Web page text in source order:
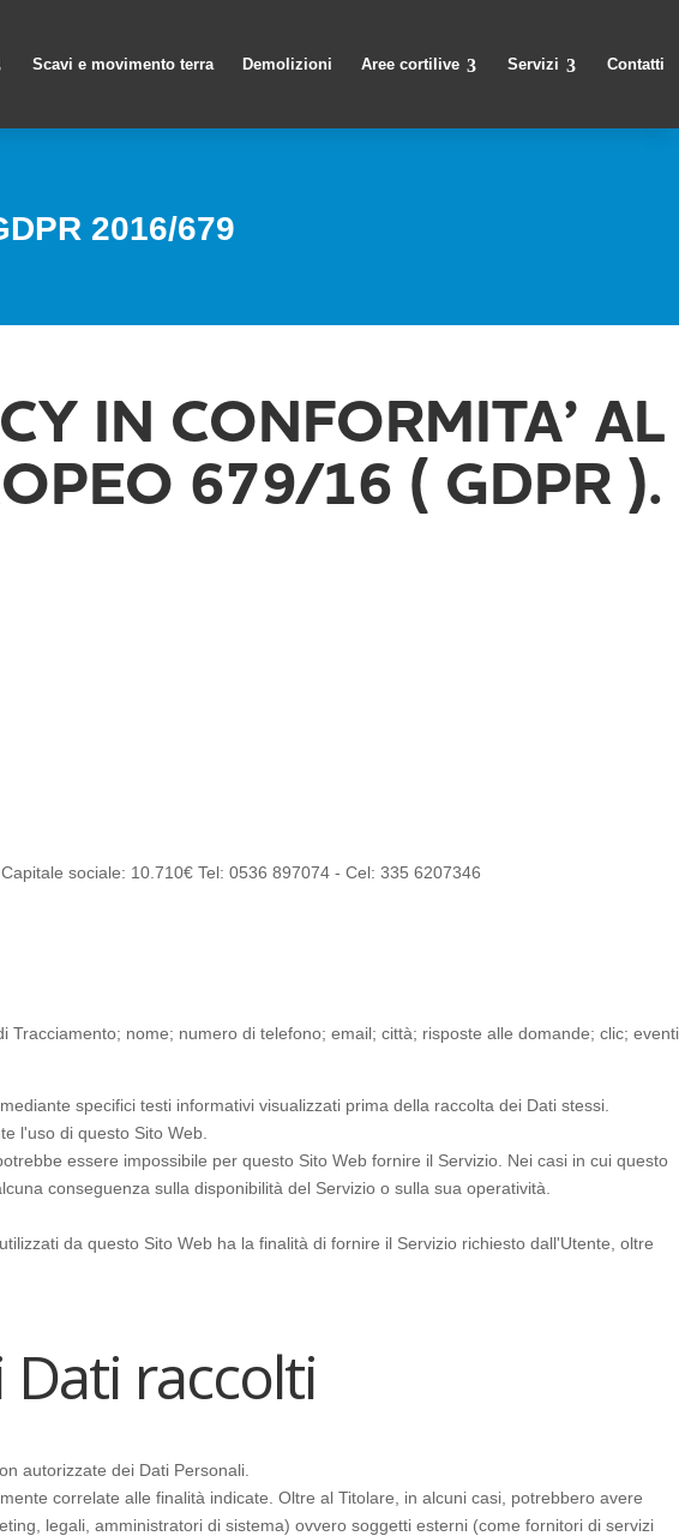
Scavi e movimento terra Demolizioni Aree cortilive Servizi Contatti
2016/679
IN CONFORMITA’ AL
679/16 ( GDPR ).
sociale: 10.710€ Tel: 0536 897074 - Cel: 335 6207346
nome; numero di telefono; email; città; risposte alle domande; clic; eventi
specifici testi informativi visualizzati prima della raccolta dei Dati stessi.
l'uso di questo Sito Web.
essere impossibile per questo Sito Web fornire il Servizio. Nei casi in cui questo
conseguenza sulla disponibilità del Servizio o sulla sua operatività.
da questo Sito Web ha la finalità di fornire il Servizio richiesto dall'Utente, oltre
raccolti
autorizzate dei Dati Personali.
correlate alle finalità indicate. Oltre al Titolare, in alcuni casi, potrebbero avere
legali, amministratori di sistema) ovvero soggetti esterni (come fornitori di servizi